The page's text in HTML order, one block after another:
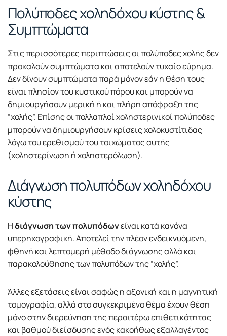
Πολύποδες χοληδόχου κύστης &
Συμπτώματα
Στις περισσότερες περιπτώσεις οι πολύποδες χολής δεν
προκαλούν συμπτώματα και αποτελούν τυχαίο εύρημα.
Δεν δίνουν συμπτώματα παρά μόνον εάν η θέση τους
είναι πλησίον του κυστικού πόρου και μπορούν να
δημιουργήσουν μερική ή και πλήρη απόφραξη της
“χολής”. Επίσης οι πολλαπλοί χοληστερινικοί πολύποδες
μπορούν να δημιουργήσουν κρίσεις χολοκυστίτιδας
λόγω του ερεθισμού του τοιχώματος αυτής
(χοληστερίνωση ή χοληστερόλωση).
Διάγνωση πολυπόδων χοληδόχου
κύστης
Ηδιάγνωση των πολυπόδωνείναι κατά κανόνα
υπερηχογραφική. Αποτελεί την πλέον ενδεικνυόμενη,
φθηνή και λεπτομερή μέθοδο διάγνωσης αλλά και
παρακολούθησης των πολυπόδων της “χολής”.
Άλλες εξετάσεις είναι σαφώς η αξονική και η μαγνητική
τομογραφία, αλλά στο συγκεκριμένο θέμα έχουν θέση
μόνο στην διερεύνηση της περαιτέρω επιθετικότητας
και βαθμού διείσδυσης ενός κακοήθως εξαλλαγέντος